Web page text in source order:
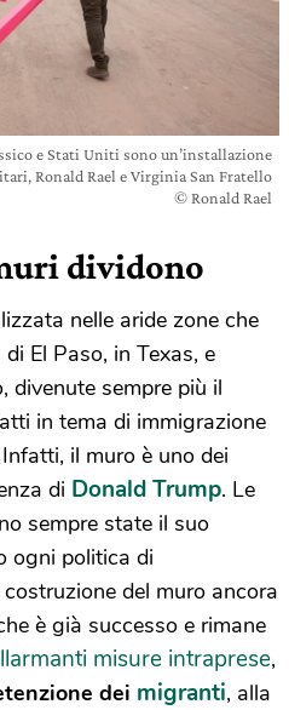
e Stati Uniti sono un’installazione
Ronald Rael e Virginia San Fratello
© Ronald Rael
dividono
nelle aride zone che
El Paso, in Texas, e
divenute sempre più il
in tema di immigrazione
il muro è uno dei
di Donald Trump. Le
sempre state il suo
ogni politica di
del muro ancora
è già successo e rimane
misure intraprese,
dei migranti, alla